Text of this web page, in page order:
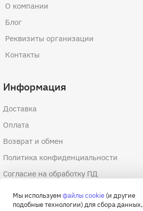
О компании
Блог
Реквизиты организации
Контакты
Информация
Доставка
Оплата
Возврат и обмен
Политика конфиденциальности
Согласие на обработку ПД
Договор оферты
Мы используем файлы cookie (и другие
подобные технологии) для сбора данных,